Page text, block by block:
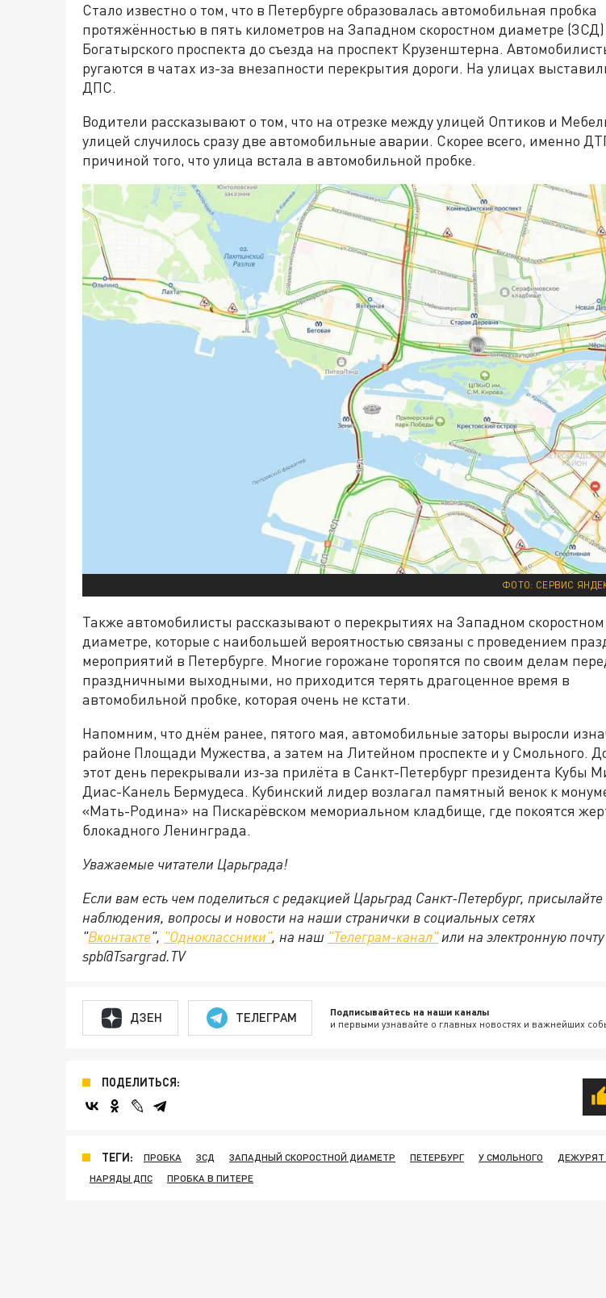
Стало известно о том, что в Петербурге образовалась автомобильная пробка
протяжённостью в пять километров на Западном скоростном диаметре (ЗСД)
Богатырского проспекта до съезда на проспект Крузенштерна.
ругаются в чатах из-за внезапности перекрытия дороги. На улицах
ДПС.
Водители рассказывают о том, что на отрезке между улицей Оптиков и
улицей случилось сразу две автомобильные аварии. Скорее всего, именно
причиной того, что улица встала в автомобильной пробке.
ФОТО: СЕРВИС
Также автомобилисты рассказывают о перекрытиях на Западном скоростном
диаметре, которые с наибольшей вероятностью связаны с проведением
мероприятий в Петербурге. Многие горожане торопятся по своим делам
праздничными выходными, но приходится терять драгоценное время в
автомобильной пробке, которая очень не кстати.
Напомним, что днём ранее, пятого мая, автомобильные заторы выросли
районе Площади Мужества, а затем на Литейном проспекте и у Смольного.
этот день перекрывали из-за прилёта в Санкт-Петербург президента Кубы
Диас-Канель Бермудеса. Кубинский лидер возлагал памятный венок к
«Мать-Родина» на Пискарёвском мемориальном кладбище, где покоятся
блокадного Ленинграда.
Уважаемые читатели Царьграда!
Если вам есть чем поделиться с редакцией Царьград Санкт-Петербург, присылайте
наблюдения, вопросы и новости на наши странички в социальных сетях
"Вконтакте", "Одноклассники", на наш "Телеграм-канал"или на электронную почту
spb@Tsargrad.TV
ДЗЕН ТЕЛЕГРАМ Подписывайтесь на наши каналы
и первыми узнавайте о главных новостях и важнейших
ПОДЕЛИТЬСЯ:
ТЕГИ: ПРОБКА ЗСД ЗАПАДНЫЙ СКОРОСТНОЙ ДИАМЕТР ПЕТЕРБУРГ У СМОЛЬНОГО
ДЕЖУРЯТ
НАРЯДЫ ДПС
ПРОБКА В ПИТЕРЕ